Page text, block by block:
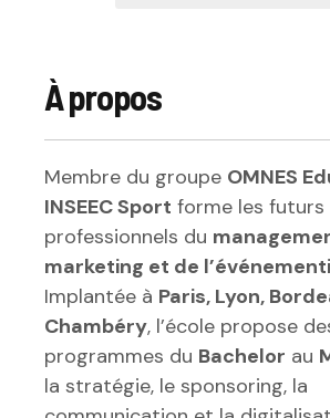
À propos
Membre du groupe OMNES
INSEEC Sport forme les futurs
professionnels du
marketing et de
Implantée à Paris, Lyon,
Chambéry, l’école propose
programmes du Bachelor au
la stratégie, le sponsoring, la